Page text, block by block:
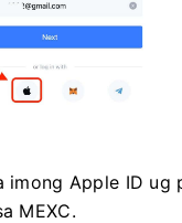
imong Apple ID ug
MEXC.